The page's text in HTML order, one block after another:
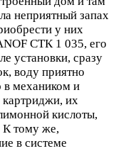
неприятный запах
у них
СТК 1 035, его
установки, сразу
воду приятно
в механиком и
картриджи, их
кислоты,
К тому же,
в системе